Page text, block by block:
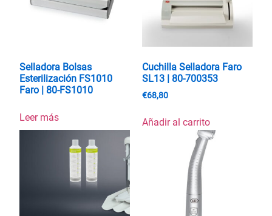
Selladora Bolsas
Esterilización FS1010
Faro | 80-FS1010
Leer más
Cuchilla Selladora Faro
SL13 | 80-700353
€68,80
Añadir al carrito